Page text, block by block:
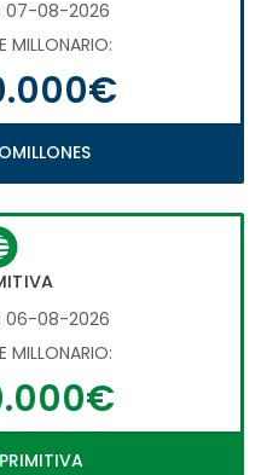
07-08-2026
MILLONARIO:
06-08-2026
MILLONARIO: